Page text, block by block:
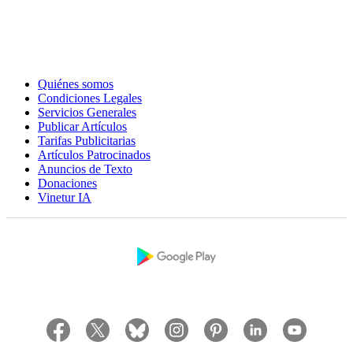
Quiénes somos
Condiciones Legales
Servicios Generales
Publicar Artículos
Tarifas Publicitarias
Artículos Patrocinados
Anuncios de Texto
Donaciones
Vinetur IA